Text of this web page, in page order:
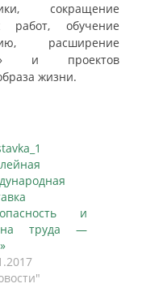
сокращение
работ, обучение
расширение
и проектов
жизни.
и
труда —